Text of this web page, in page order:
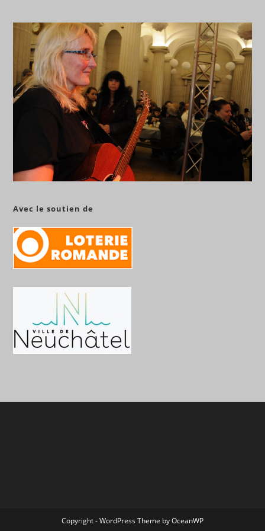
Avec le soutien de
Copyright - WordPress Theme by OceanWP